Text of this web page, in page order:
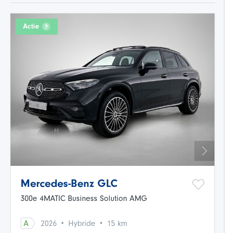
Actie
Mercedes-Benz GLC
300e 4MATIC Business Solution AMG
A 2026 · Hybride ·
15 km